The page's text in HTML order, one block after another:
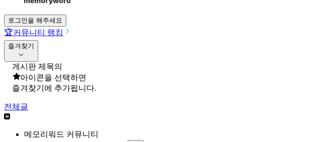
로그인을 해주세요
🏆커뮤니티 랭킹
즐겨찾기
게시판 제목의
아이콘을 선택하면
즐겨찾기에 추가됩니다.
전체글
메모리워드 커뮤니티